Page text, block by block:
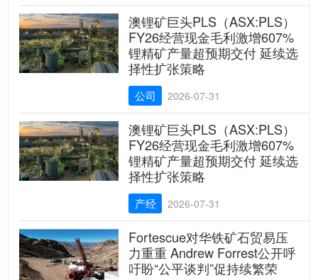
澳锂矿巨头PLS（ASX:PLS）
FY26经营现金毛利激增607%
锂精矿产量超预期交付 延续选
择性扩张策略
公司 2026-07-31
澳锂矿巨头PLS（ASX:PLS）
FY26经营现金毛利激增607%
锂精矿产量超预期交付 延续选
择性扩张策略
产经 2026-07-31
Fortescue对华铁矿石贸易压
力重重 Andrew Forrest公开呼
吁盼“公平谈判”促持续繁荣